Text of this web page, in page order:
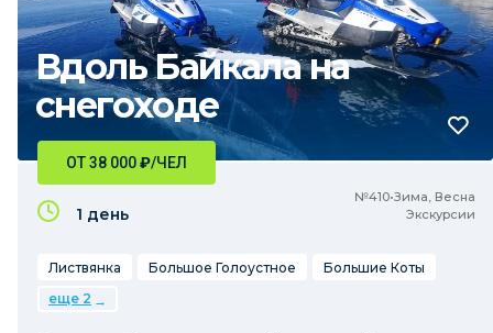
Вдоль Байкала на
снегоходе
№410•Зима, Весна
Экскурсии
ОТ 38 000₽/ЧЕЛ
1 день
Листвянка Большое Голоустное
Большие Коты
еще 2